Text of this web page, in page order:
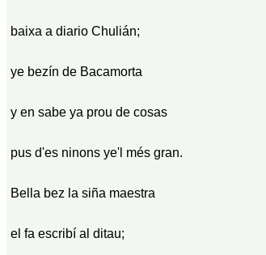
baixa a diario Chulián;
ye bezín de Bacamorta
y en sabe ya prou de cosas
pus d'es ninons ye'l més gran.
Bella bez la siña maestra
el fa escribí al ditau;